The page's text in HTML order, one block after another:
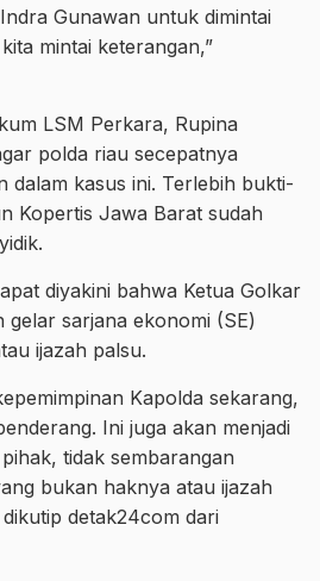
Gunawan untuk dimintai
mintai keterangan,”
LSM Perkara, Rupina
polda riau secepatnya
dalam kasus ini. Terlebih bukti-
Kopertis Jawa Barat sudah
diyakini bahwa Ketua Golkar
gelar sarjana ekonomi (SE)
ijazah palsu.
Kapolda sekarang,
Ini juga akan menjadi
tidak sembarangan
bukan haknya atau ijazah
detak24com dari